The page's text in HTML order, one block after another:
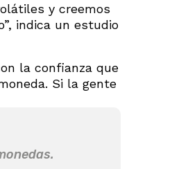
y creemos
indica un estudio
la confianza que
Si la gente